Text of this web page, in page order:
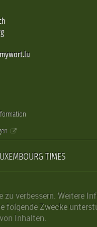
TIMES
verbessern. Weitere
folgende Zwecke
Inhalten.